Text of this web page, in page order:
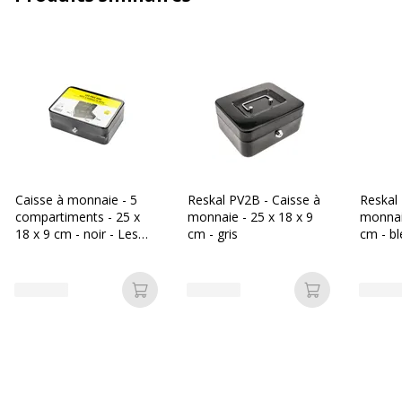
Caractéristiques générales
Catégorie de couleur
Type de verrouillage Verrou à clé
Données d'identification
Caisse à monnaie - 5
compartiments - 25 x
18 x 9 cm - noir - Les
Ajouter au panier
Reskal PV2B - Caisse à
monnaie - 25 x 18 x 9
cm - gris
Ajouter au
Reskal
cm -